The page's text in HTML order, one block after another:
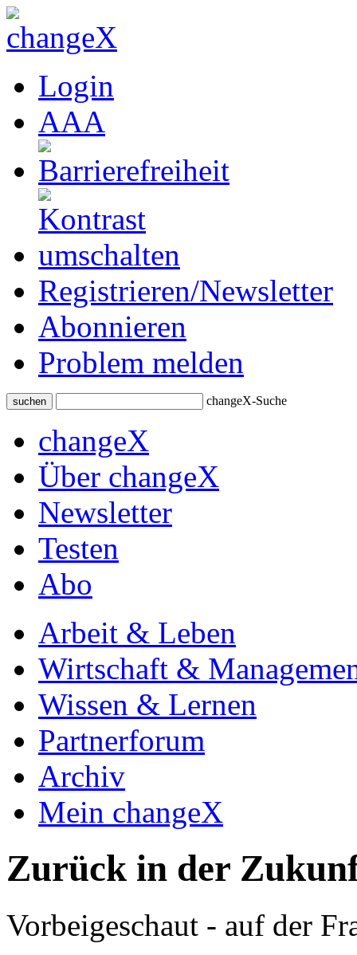
Login
AAA
Registrieren/Newsletter
Abonnieren
Problem melden
suchen changeX-Suche
changeX
Über changeX
Newsletter
Testen
Abo
Arbeit & Leben
Wirtschaft &
Wissen & Lernen
Partnerforum
Archiv
Mein changeX
Zurück in der
Vorbeigeschaut - auf der